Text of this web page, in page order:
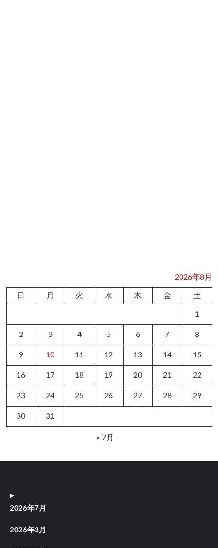
2026年8月
日 月 火 水 木 金 土
1
2 3 4 5 6 7 8
9 10 11 12 13 14 15
16 17 18 19 20 21 22
23 24 25 26 27 28 29
30 31
« 7月
2026年7月
2026年3月